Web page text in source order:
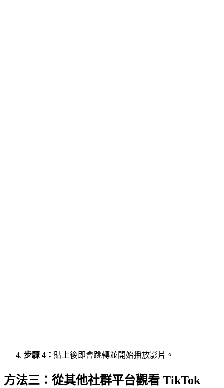
步驟 4： 貼上後即會跳轉並開始播放影片。
方法三：從其他社群平台觀看 TikTok